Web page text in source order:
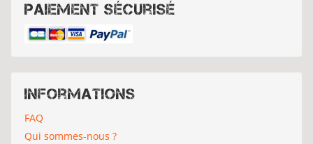
Paiement sécurisé
Informations
FAQ
Qui sommes-nous ?